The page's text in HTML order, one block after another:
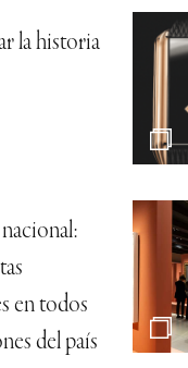
la historia
en todos
del país